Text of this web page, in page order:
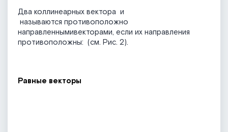
Два коллинеарных вектора и
называются противоположно
направленнымивекторами, если их направления
противоположны: (см. Рис. 2).
Равные векторы